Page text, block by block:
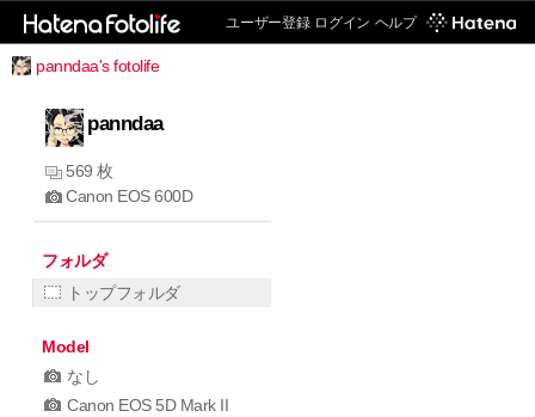
ユーザー登録 ログイン ヘルプ
panndaa's fotolife
panndaa
569 枚
Canon EOS 600D
フォルダ
トップフォルダ
Model
なし
Canon EOS 5D Mark II